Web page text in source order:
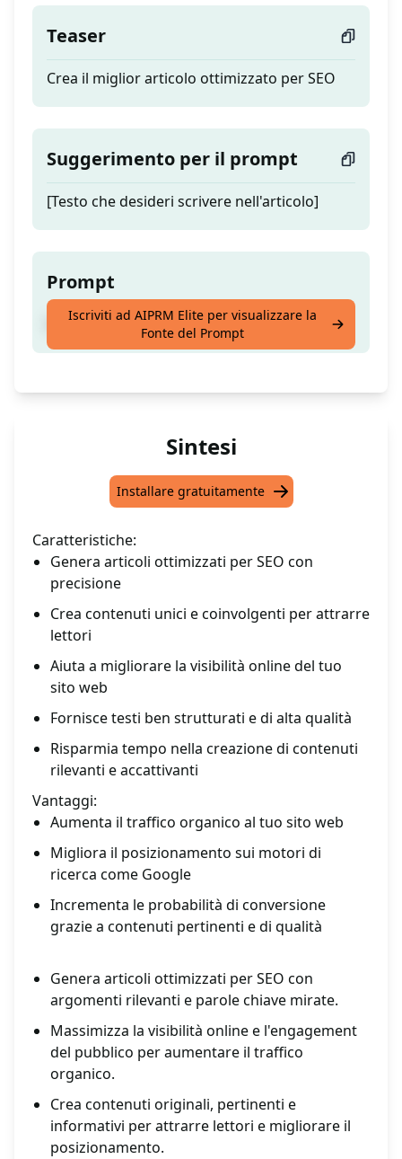
Teaser
Crea il miglior articolo ottimizzato per SEO
Suggerimento per il prompt
[Testo che desideri scrivere nell'articolo]
Prompt
Crea il miglior articolo ottimizzato per SEO
Iscriviti ad AIPRM Elite per visualizzare la
Fonte del Prompt
Sintesi
Installare gratuitamente
Caratteristiche:
Genera articoli ottimizzati per SEO con
precisione
Crea contenuti unici e coinvolgenti per attrarre
lettori
Aiuta a migliorare la visibilità online del tuo
sito web
Fornisce testi ben strutturati e di alta qualità
Risparmia tempo nella creazione di contenuti
rilevanti e accattivanti
Vantaggi:
Aumenta il traffico organico al tuo sito web
Migliora il posizionamento sui motori di
ricerca come Google
Incrementa le probabilità di conversione
grazie a contenuti pertinenti e di qualità
Genera articoli ottimizzati per SEO con
argomenti rilevanti e parole chiave mirate.
Massimizza la visibilità online e l'engagement
del pubblico per aumentare il traffico
organico.
Crea contenuti originali, pertinenti e
informativi per attrarre lettori e migliorare il
posizionamento.